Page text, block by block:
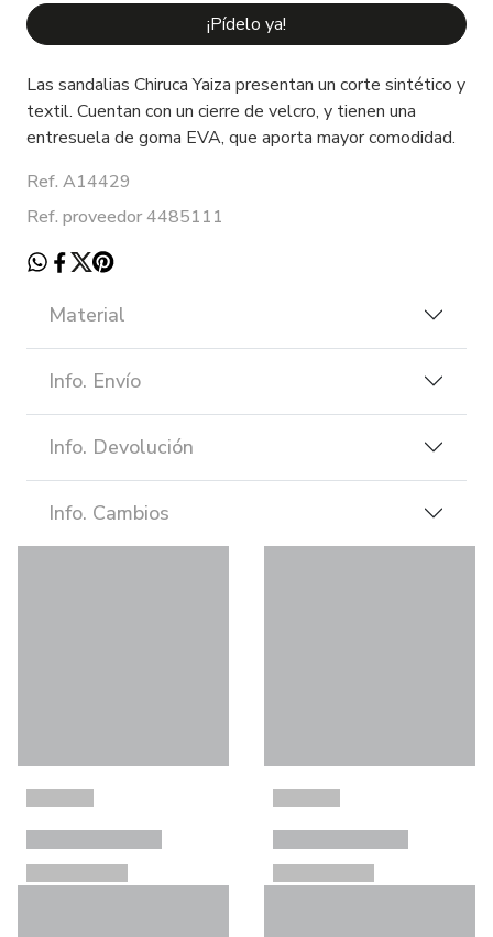
¡Pídelo ya!
Las sandalias Chiruca Yaiza presentan un corte sintético y
textil. Cuentan con un cierre de velcro, y tienen una
entresuela de goma EVA, que aporta mayor comodidad.
Ref. A14429
Ref. proveedor 4485111
Material
Info. Envío
Info. Devolución
Info. Cambios